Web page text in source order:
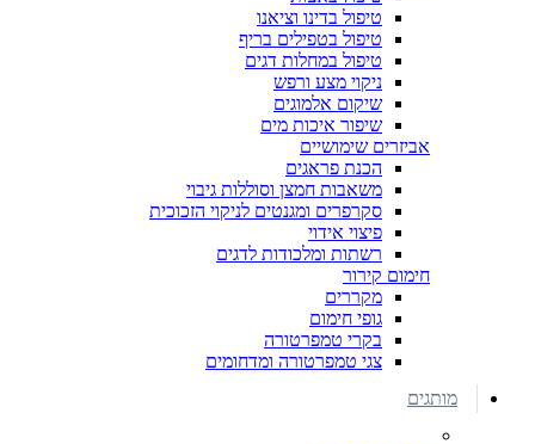
טיפול בדינו וציאנו
טיפול בטפילים בריף
טיפול במחלות דגים
ניקוי מצע ורפש
שיקום אלמוגים
שיפור איכות מים
אביזרים שימושיים
הכנת פראגים
משאבות חמצן וסוללות גיבוי
סקרפרים ומגנטים לניקוי הזכוכית
פיצוי אידוי
רשתות ומלכודות לדגים
חימום קירור
מקררים
גופי חימום
בקרי טמפרטורה
צגי טמפרטורה ומדחומים
מותגים